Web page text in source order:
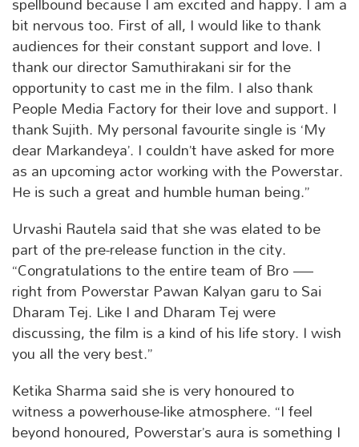
bit nervous too. First of all, I would like to thank
audiences for their constant support and love. I
thank our director Samuthirakani sir for the
opportunity to cast me in the film. I also thank
People Media Factory for their love and support. I
thank Sujith. My personal favourite single is ‘My
dear Markandeya’. I couldn’t have asked for more
as an upcoming actor working with the Powerstar.
He is such a great and humble human being.”
Urvashi Rautela said that she was elated to be
part of the pre-release function in the city.
“Congratulations to the entire team of Bro —
right from Powerstar Pawan Kalyan garu to Sai
Dharam Tej. Like I and Dharam Tej were
discussing, the film is a kind of his life story. I wish
you all the very best.”
Ketika Sharma said she is very honoured to
witness a powerhouse-like atmosphere. “I feel
beyond honoured, Powerstar’s aura is something I